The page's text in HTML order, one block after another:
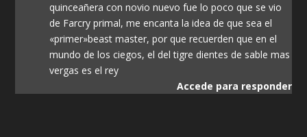
quinceañera con novio nuevo fue lo poco que se vio
de Farcry primal, me encanta la idea de que sea el
«primer»beast master, por que recuerden que en el
mundo de los ciegos, el del tigre dientes de sable mas
vergas es el rey
Accede para responder